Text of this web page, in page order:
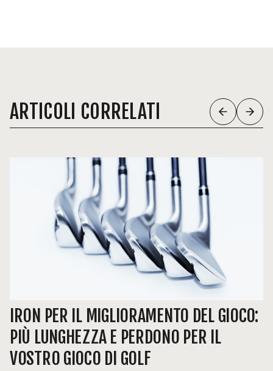
ARTICOLI CORRELATI
IRON PER IL MIGLIORAMENTO DEL GIOCO:
PIÙ LUNGHEZZA E PERDONO PER IL
VOSTRO GIOCO DI GOLF